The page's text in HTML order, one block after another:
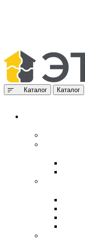
Каталог Каталог